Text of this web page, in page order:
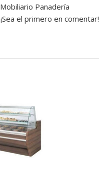
Mobiliario Panadería
¡Sea el primero en comentar!